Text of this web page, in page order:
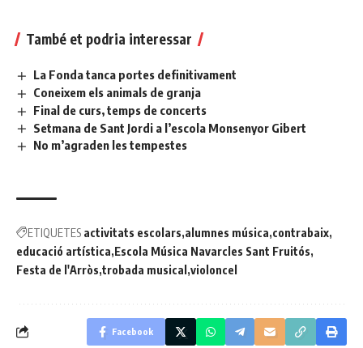
També et podria interessar
La Fonda tanca portes definitivament
Coneixem els animals de granja
Final de curs, temps de concerts
Setmana de Sant Jordi a l’escola Monsenyor Gibert
No m’agraden les tempestes
ETIQUETES activitats escolars alumnes música contrabaix
educació artística Escola Música Navarcles Sant Fruitós
Festa de l'Arròs trobada musical violoncel
Facebook